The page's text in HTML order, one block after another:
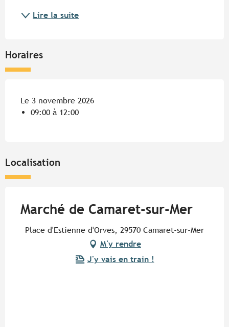
Lire la suite
Horaires
Le 3 novembre 2026
09:00 à 12:00
Localisation
Marché de Camaret-sur-Mer
Place d'Estienne d'Orves, 29570 Camaret-sur-Mer
M'y rendre
J'y vais en train !